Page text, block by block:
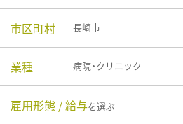
市区町村 長崎市
業種 病院・クリニック
雇用形態 / 給与を選ぶ